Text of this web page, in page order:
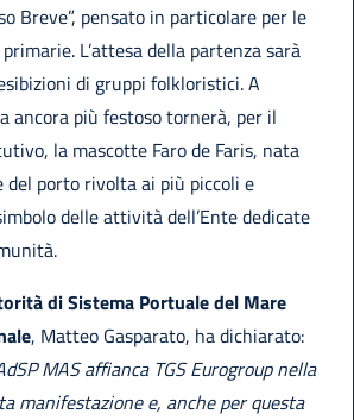
Breve”, pensato in particolare per le
L’attesa della partenza sarà
di gruppi folkloristici. A
ancora più festoso tornerà, per il
la mascotte Faro de Faris, nata
porto rivolta ai più piccoli e
delle attività dell’Ente dedicate
di Sistema Portuale del Mare
, Matteo Gasparato, ha dichiarato:
MAS affianca TGS Eurogroup nella
manifestazione e, anche per questa